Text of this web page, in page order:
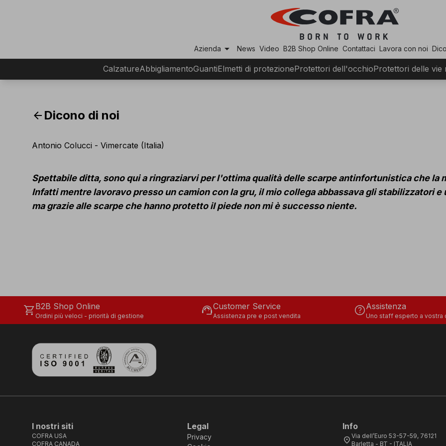
Azienda arrow_drop_down News Video B2B Shop Online Contattaci Lavora con noi
CalzatureAbbigliamentoGuantiElmetti di protezioneProtettori dell'occhioProtettori delle vie
arrow_back Dicono di noi
Antonio Colucci - Vimercate (Italia)
Spettabile ditta, sono qui a ringraziarvi per l'ottima qualità delle scarpe antinfortunistica che la
Infatti mentre lavoravo presso un camion con la gru, il mio collega abbassava gli stabilizzatori
ma grazie alle scarpe che hanno protetto il piede non mi è successo niente.
shopping_cartB2B Shop Online
Ordini più veloci - priorità di gestione support_agentCustomer Service
Assistenza pre e post vendita helpAssistenza
Uno staff esperto a vostra
I nostri siti
COFRA USA
COFRA CANADA
Legal
Privacy
Info
location_on Via dell’Euro 53-57-59, 76121
Barletta - BT - ITALIA